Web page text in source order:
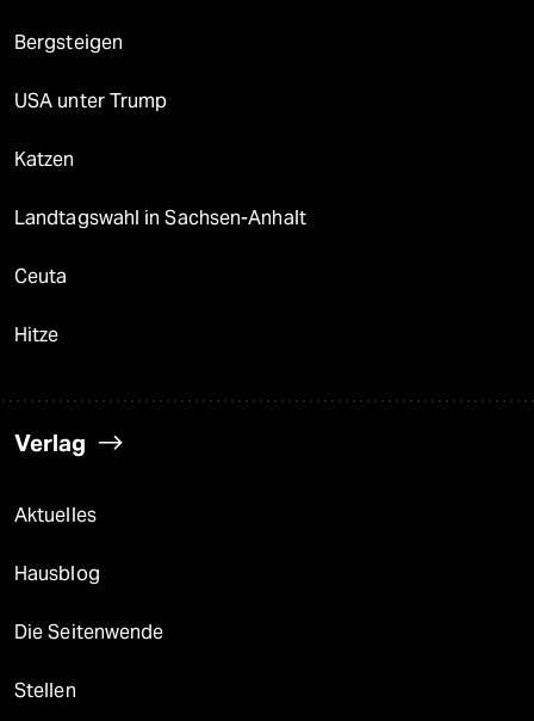
Bergsteigen
USA unter Trump
Katzen
Landtagswahl in Sachsen-Anhalt
Ceuta
Hitze
Verlag
Aktuelles
Hausblog
Die Seitenwende
Stellen